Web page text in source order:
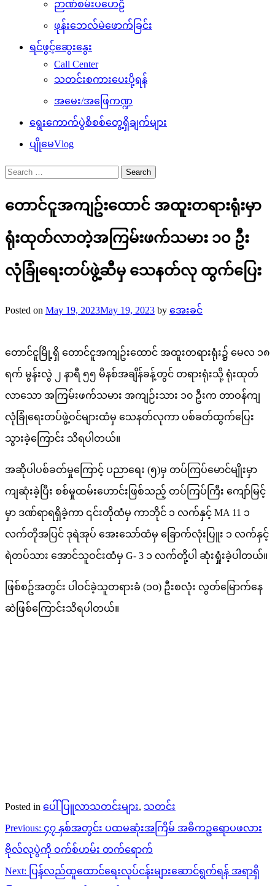
ဉာဏ်စမ်းပဟေဠိ
ဖုန်းဘေလ်မဲဖောက်ခြင်း
ရင်ဖွင့်ဆွေးနွေး
Call Center
သတင်းစကားပေးပို့ရန်
အမေး/အဖြေကဏ္ဍ
ရွေးကောက်ပွဲစိစစ်တွေ့ရှိချက်များ
ပျိုမေVlog
Search
for:
တောင်ငူအကျဥ်းထောင် အထူးတရားရုံးမှာ
ရုံးထုတ်လာတဲ့အကြမ်းဖက်သမား ၁၀ ဦး
လုံခြုံရေးတပ်ဖွဲ့ဆီမှ သေနတ်လု ထွက်ပြေး
Posted on May 19, 2023May 19, 2023 by အေးခင်
တောင်ငူမြို့ရှိ တောင်ငူအကျဥ်းထောင် အထူးတရားရုံး၌ မေလ ၁၈
ရက် မွန်းလွဲ ၂ နာရီ ၅၅ မိနစ်အချိန်ခန့်တွင် တရားရုံးသို့ ရုံးထုတ်
လာသော အကြမ်းဖက်သမား အကျဉ်းသား ၁၀ ဦးက တာဝန်ကျ
လုံခြုံရေးတပ်ဖွဲ့ဝင်များထံမှ သေနတ်လုကာ ပစ်ခတ်ထွက်ပြေး
သွားခဲ့ကြောင်း သိရပါတယ်။
အဆိုပါပစ်ခတ်မှုကြောင့် ပညာရေး (၅)မှ တပ်ကြပ်မောင်မျိုးမှာ
ကျဆုံးခဲ့ပြီး စစ်မှုထမ်းဟောင်းဖြစ်သည့် တပ်ကြပ်ကြီး ကျော်မြင့်
မှာ ဒဏ်ရာရရှိခဲ့ကာ ၎င်းတိုထံမှ ကာဘိုင် ၁ လက်နှင့် MA 11 ၁
လက်တိုအပြင် ဒုရဲအုပ် အေးသော်ထံမှ ခြောက်လုံးပြူး ၁ လက်နှင့်
ရဲတပ်သား အောင်သူဝင်းထံမှ G- 3 ၁ လက်တို့ပါ ဆုံးရှုံးခဲ့ပါတယ်။
ဖြစ်စဥ်အတွင်း ပါဝင်ခဲ့သူတရားခံ (၁၀) ဦးစလုံး လွတ်မြောက်နေ
ဆဲဖြစ်ကြောင်းသိရပါတယ်။
Posted in ပေါ်ပြူလာသတင်းများ, သတင်း
Post
navigation
Previous: ၄၇ နှစ်အတွင်း ပထမဆုံးအကြိမ် အဓိကဥရောပဖလား
ဗိုလ်လုပွဲကို ဝက်စ်ဟမ်း တက်ရောက်
Next: ပြန်လည်ထူထောင်ရေးလုပ်ငန်းများဆောင်ရွက်ရန် အရာရှိ